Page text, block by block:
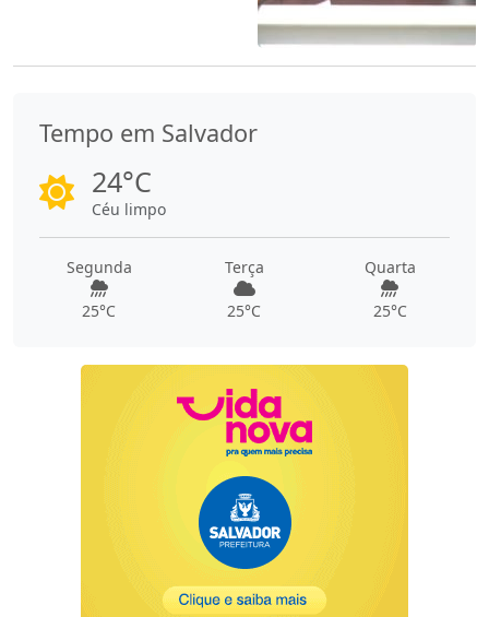
Tempo em Salvador
24°C
Céu limpo
Segunda
25°C
Terça
25°C
Quarta
25°C